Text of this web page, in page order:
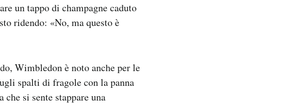
un tappo di champagne caduto
ridendo: «No, ma questo è
Wimbledon è noto anche per le
spalti di fragole con la panna
si sente stappare una